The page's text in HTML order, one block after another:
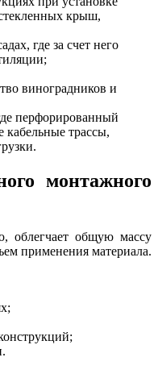
крыш,
где за счет него
виноградников и
перфорированный
трассы,
монтажного
облегчает общую массу
применения материала.